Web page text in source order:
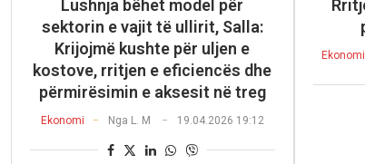
Lushnja bëhet model për
sektorin e vajit të ullirit, Salla:
Krijojmë kushte për uljen e
kostove, rritjen e eficiencës dhe
përmirësimin e aksesit në treg
Ekonomi Nga L. M 19.04.2026 19:12
Ekonomi